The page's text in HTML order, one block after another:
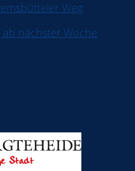
Weg
nächster Woche